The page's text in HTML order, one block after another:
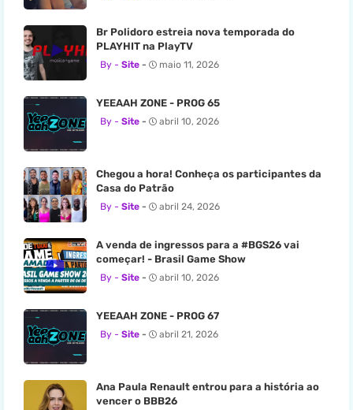
Br Polidoro estreia nova temporada do
PLAYHIT na PlayTV
Site maio 11, 2026
YEEAAH ZONE - PROG 65
Site abril 10, 2026
Chegou a hora! Conheça os participantes da
Casa do Patrão
Site abril 24, 2026
A venda de ingressos para a #BGS26 vai
começar! - Brasil Game Show
Site abril 10, 2026
YEEAAH ZONE - PROG 67
Site abril 21, 2026
Ana Paula Renault entrou para a história ao
vencer o BBB26